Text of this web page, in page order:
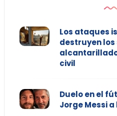
Los ataques
destruyen
civil
Duelo en el
Jorge Messi a